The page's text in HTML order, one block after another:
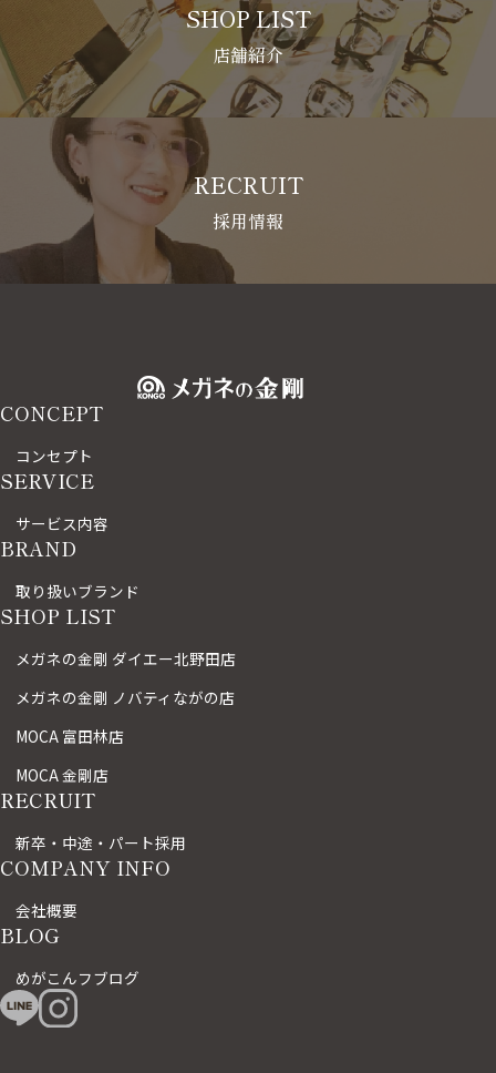
SHOP LIST
店舗紹介
RECRUIT
採用情報
CONCEPT
コンセプト
SERVICE
サービス内容
BRAND
取り扱いブランド
SHOP LIST
メガネの金剛 ダイエー北野田店
メガネの金剛 ノバティながの店
MOCA 富田林店
MOCA 金剛店
RECRUIT
新卒・中途・パート採用
COMPANY INFO
会社概要
BLOG
めがこんフブログ